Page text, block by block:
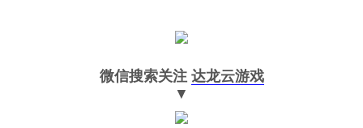
微信搜索关注 达龙云游戏
▼